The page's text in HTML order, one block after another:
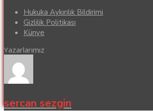
Hukuka Aykırılık Bildirimi
Gizlilik Politikası
Künye
Yazarlarımız
sercan sezgin